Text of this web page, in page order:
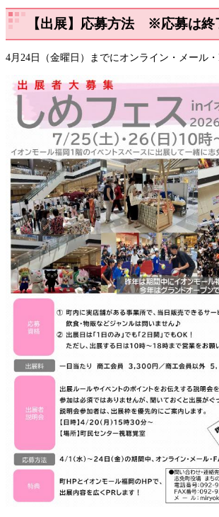
【出展】応募方法 ※応募は終
4月24日（金曜日）までにオンライン・メール・